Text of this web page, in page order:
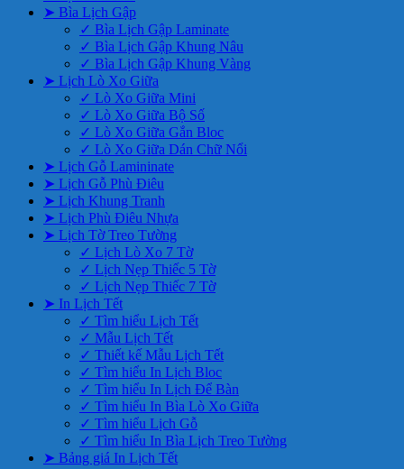
➤ Bìa Lịch Gập
✓ Bìa Lịch Gập Laminate
✓ Bìa Lịch Gập Khung Nâu
✓ Bìa Lịch Gập Khung Vàng
➤ Lịch Lò Xo Giữa
✓ Lò Xo Giữa Mini
✓ Lò Xo Giữa Bộ Số
✓ Lò Xo Giữa Gắn Bloc
✓ Lò Xo Giữa Dán Chữ Nổi
➤ Lịch Gỗ Lamininate
➤ Lịch Gỗ Phù Điêu
➤ Lịch Khung Tranh
➤ Lịch Phù Điêu Nhựa
➤ Lịch Tờ Treo Tường
✓ Lịch Lò Xo 7 Tờ
✓ Lịch Nẹp Thiếc 5 Tờ
✓ Lịch Nẹp Thiếc 7 Tờ
➤ In Lịch Tết
✓ Tìm hiểu Lịch Tết
✓ Mẫu Lịch Tết
✓ Thiết kế Mẫu Lịch Tết
✓ Tìm hiểu In Lịch Bloc
✓ Tìm hiểu In Lịch Để Bàn
✓ Tìm hiểu In Bìa Lò Xo Giữa
✓ Tìm hiểu Lịch Gỗ
✓ Tìm hiểu In Bìa Lịch Treo Tường
➤ Bảng giá In Lịch Tết